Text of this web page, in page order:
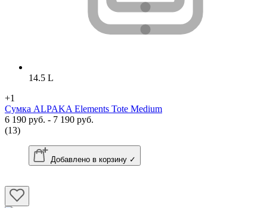
14.5 L
+1
Сумка ALPAKA Elements Tote Medium
6 190 руб. - 7 190 руб.
(13)
Добавлено в корзину ✓